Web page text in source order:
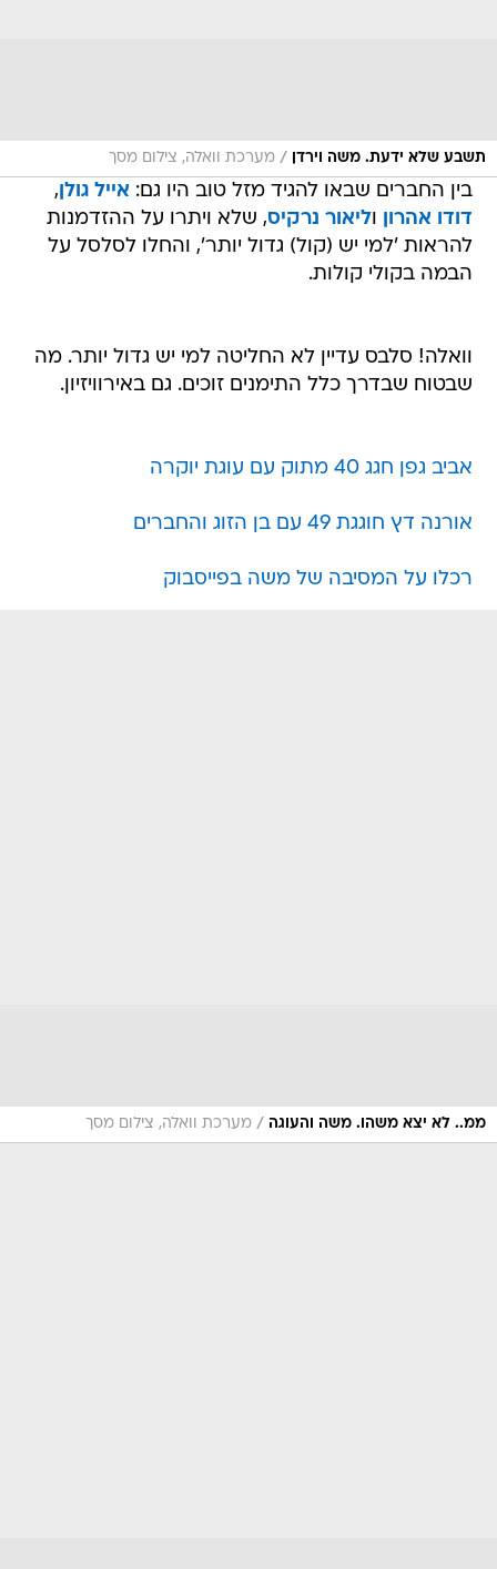
תשבע שלא ידעת. משה וירדן / מערכת וואלה, צילום מסך
בין החברים שבאו להגיד מזל טוב היו גם: אייל גולן,
דודו אהרון וליאור נרקיס, שלא ויתרו על ההזדמנות
להראות 'למי יש (קול) גדול יותר', והחלו לסלסל על
הבמה בקולי קולות.
וואלה! סלבס עדיין לא החליטה למי יש גדול יותר. מה
שבטוח שבדרך כלל התימנים זוכים. גם באירוויזיון.
אביב גפן חגג 40 מתוק עם עוגת יוקרה
אורנה דץ חוגגת 49 עם בן הזוג והחברים
רכלו על המסיבה של משה בפייסבוק
ממ.. לא יצא משהו. משה והעוגה / מערכת וואלה, צילום מסך